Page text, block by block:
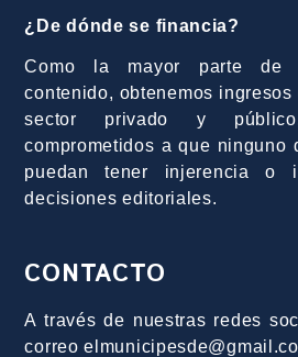
¿De dónde se financia?
Como la mayor parte de
contenido, obtenemos
sector privado y
comprometidos a que ninguno
puedan tener injerencia o
decisiones editoriales.
CONTACTO
A través de nuestras redes
correo